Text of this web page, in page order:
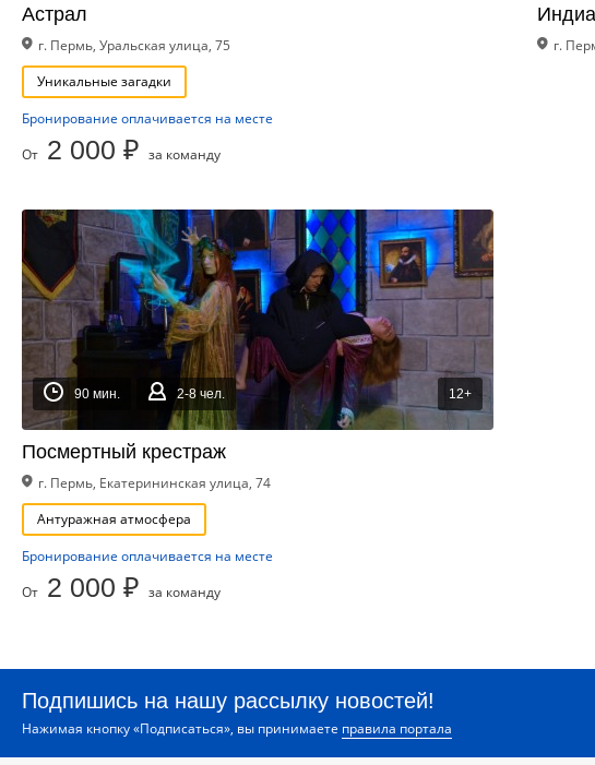
Астрал
г. Пермь, Уральская улица, 75
Уникальные загадки
Бронирование оплачивается на месте
От 2 000 ₽ за команду
г.
90 мин. 2-8 чел. 12+
Посмертный крестраж
г. Пермь, Екатерининская улица, 74
Антуражная атмосфера
Бронирование оплачивается на месте
От 2 000 ₽ за команду
Подпишись на нашу рассылку новостей!
Нажимая кнопку «Подписаться», вы принимаете правила портала